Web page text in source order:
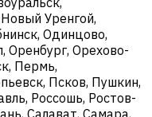
Уренгой,
Одинцово,
Оренбург, Орехово-
Пермь,
Псков, Пушкин,
Россошь, Ростов-
Салават, Самара,